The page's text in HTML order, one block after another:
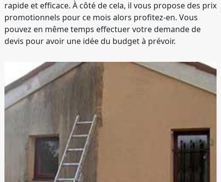
rapide et efficace. À côté de cela, il vous propose des prix
promotionnels pour ce mois alors profitez-en. Vous
pouvez en même temps effectuer votre demande de
devis pour avoir une idée du budget à prévoir.